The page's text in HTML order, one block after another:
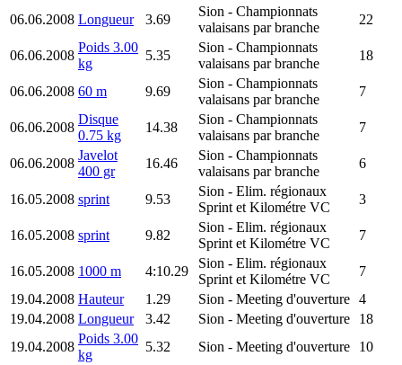
06.06.2008 Longueur 3.69
Sion - Championnats
valaisans par branche
22
06.06.2008
Poids 3.00
kg
5.35
Sion - Championnats
valaisans par branche
18
06.06.2008 60 m 9.69
Sion - Championnats
valaisans par branche
7
06.06.2008
Disque
0.75 kg
14.38
Sion - Championnats
valaisans par branche
7
06.06.2008
Javelot
400 gr
16.46
Sion - Championnats
valaisans par branche
6
16.05.2008 sprint 9.53
Sion - Elim. régionaux
Sprint et Kilométre VC
3
16.05.2008 sprint 9.82
Sion - Elim. régionaux
Sprint et Kilométre VC
7
16.05.2008 1000 m 4:10.29
Sion - Elim. régionaux
Sprint et Kilométre VC
7
19.04.2008 Hauteur 1.29 Sion - Meeting d'ouverture 4
19.04.2008 Longueur 3.42 Sion - Meeting d'ouverture
18
19.04.2008
Poids 3.00
kg
5.32 Sion - Meeting d'ouverture
10